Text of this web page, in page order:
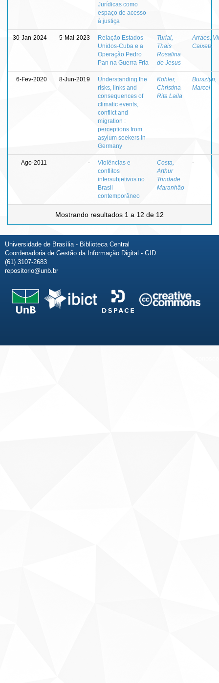
Jurídicas como
espaço de acesso
à justiça
30-Jan-2024 5-Mai-2023
Relação Estados
Unidos-Cuba e a
Operação Pedro
Pan na Guerra Fria
Turial,
Thais
Rosalina
de Jesus
Arraes,
Caixeta
6-Fev-2020 8-Jun-2019
Understanding the
risks, links and
consequences of
climatic events,
conflict and
migration :
perceptions from
asylum seekers in
Germany
Kohler,
Christina
Rita Laila
Bursztyn,
Marcel
Ago-2011 -
Violências e
conflitos
intersubjetivos no
Brasil
contemporâneo
Costa,
Arthur
Trindade
Maranhão
-
Mostrando resultados 1 a 12 de 12
Universidade de Brasília - Biblioteca Central
Coordenadoria de Gestão da Informação Digital - GID
(61) 3107-2683
repositorio@unb.br